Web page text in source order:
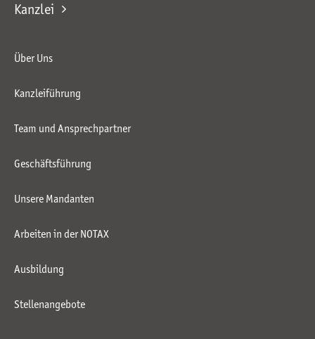
Kanzlei
Über Uns
Kanzleiführung
Team und Ansprechpartner
Geschäftsführung
Unsere Mandanten
Arbeiten in der NOTAX
Ausbildung
Stellenangebote